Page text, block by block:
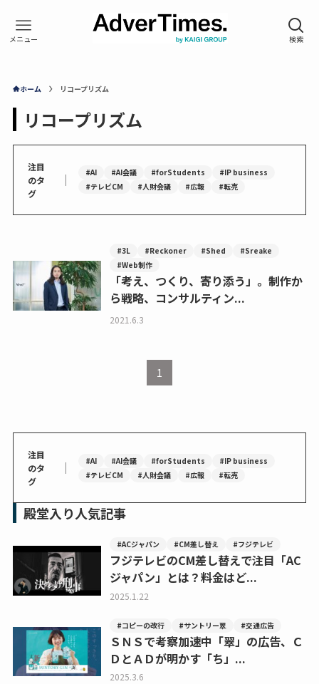
ホーム リコープリズム
リコープリズム
注目
のタ
グ
｜ #AI #AI会議 #forStudents
#IP business
#テレビCM
#人財会議 #広報 #転売
#3L #Reckoner #Shed
#Sreake
#Web制作
「考え、つくり、寄り添う」。制作か
ら戦略、コンサルティン...
2021.6.3
1
注目
のタ
グ
｜ #AI #AI会議 #forStudents
#IP business
#テレビCM
#人財会議 #広報 #転売
殿堂入り人気記事
#ACジャパン #CM差し替え #フジテレビ
フジテレビのCM差し替えで注目「AC
ジャパン」とは？料金はど...
2025.1.22
#コピーの改行 #サントリー翠 #交通広告
ＳＮＳで考察加速中「翠」の広告、Ｃ
ＤとＡＤが明かす「ち」...
2025.3.6